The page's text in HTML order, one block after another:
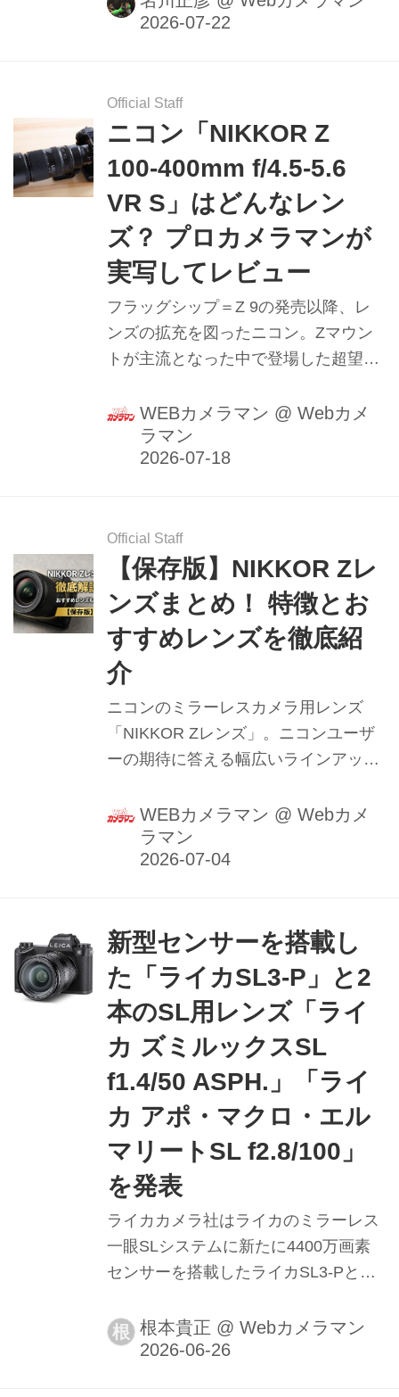
び!! & レンズBOOK 2026 定価 1,700円
回も「激論Max!」 として、大増量ペ
ージでお届け♪ メーカー関係者を前
全31本 & 9台のレンズ＆カメラレビュ
ーも!! ＜ 内容紹介 ＞ 毎度ご好評！
「カメラマン リターンズ」シリーズの
最新版です。 昨年末の『間...
Official Staff
ニコン「NIKKOR Z
100-400mm f/4.5-5.6
VR S」はどんなレン
ズ？ プロカメラマンが
実写してレビュー
フラッグシップ＝Z 9の発売以降、レ
ンズの拡充を図ったニコン。Zマウン
トが主流となった中で登場した超望遠
5.6 VR S」を、Z9との組み合わせでプ
ロカメラマン諏訪光二氏がレビュー。
（2022年3月14日公開、2026年5月21
WEBカメラマン @ Webカメ
ラマン
Official Staff
【保存版】NIKKOR Zレ
ンズまとめ！ 特徴とお
すすめレンズを徹底紹
介
ニコンのミラーレスカメラ用レンズ
「NIKKOR Zレンズ」。ニコンユーザ
ーの期待に答える幅広いラインアップ
で人気を集めています。本記事ではそ
んなニッコールZレンズの魅力を解
説。おすすめレンズも紹介していま
WEBカメラマン @ Webカメ
ラマン
新型センサーを搭載し
た「ライカSL3-P」と2
本のSL用レンズ「ライ
カ ズミルックスSL
f1.4/50 ASPH.」「ライ
カ アポ・マクロ・エル
マリートSL f2.8/100」
を発表
ライカカメラ社はライカのミラーレス
一眼SLシステムに新たに4400万画素
センサーを搭載したライカSL3-PとSL
100mmのマクロレンズを発表した。
根 根本貴正 @ Webカメラマン